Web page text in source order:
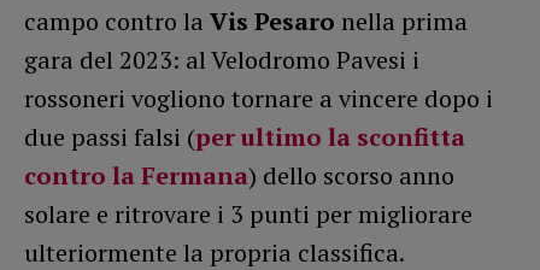
campo contro la Vis Pesaro nella prima
gara del 2023: al Velodromo Pavesi i
rossoneri vogliono tornare a vincere dopo i
due passi falsi (per ultimo la sconfitta
contro la Fermana) dello scorso anno
solare e ritrovare i 3 punti per migliorare
ulteriormente la propria classifica.